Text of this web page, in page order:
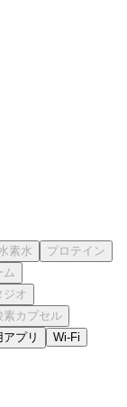
アプリ Wi-Fi